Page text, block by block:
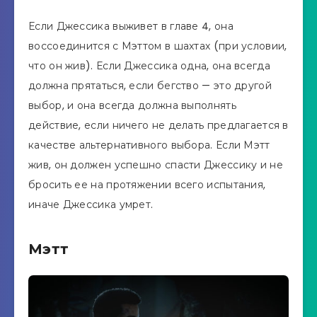
Если Джессика выживет в главе 4, она
воссоединится с Мэттом в шахтах (при условии,
что он жив). Если Джессика одна, она всегда
должна прятаться, если бегство — это другой
выбор, и она всегда должна выполнять
действие, если ничего не делать предлагается в
качестве альтернативного выбора. Если Мэтт
жив, он должен успешно спасти Джессику и не
бросить ее на протяжении всего испытания,
иначе Джессика умрет.
Мэтт